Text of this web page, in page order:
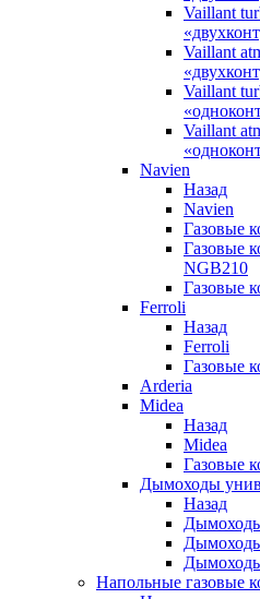
Vaillant
Vaillant
Vaillant
Vaillant
Navien
Назад
Navien
Газовые
Газовые
NGB210
Газовые
Ferroli
Назад
Ferroli
Газовые
Arderia
Midea
Назад
Midea
Газовые
Дымоходы
Назад
Напольные газовые